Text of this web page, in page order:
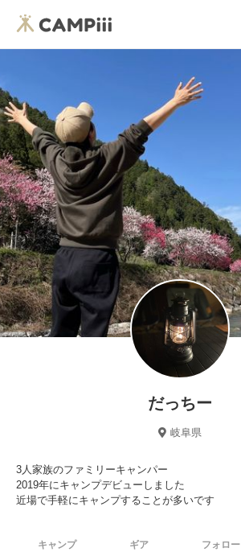
だっちー
岐阜県
3人家族のファミリーキャンパー
2019年にキャンプデビューしました
近場で手軽にキャンプすることが多いです
キャンプ ギア フォロー